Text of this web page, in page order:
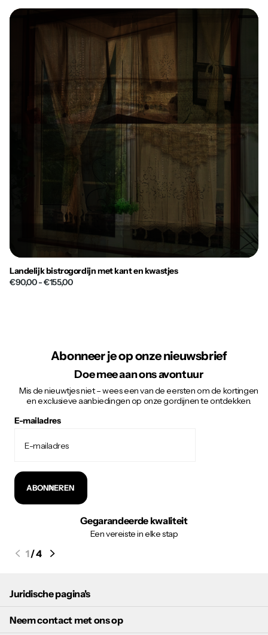
Landelijk bistrogordijn met kant en kwastjes
€90,00- €155,00
Abonneer je op onze nieuwsbrief
Doe mee aan ons avontuur
Mis de nieuwtjes niet – wees een van de eersten om de kortingen
en exclusieve aanbiedingen op onze gordijnen te ontdekken.
E-mailadres
ABONNEREN
Gegarandeerde kwaliteit
Een vereiste in elke stap
1/4
Juridische pagina's
Neem contact met ons op